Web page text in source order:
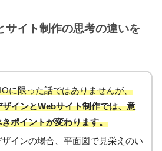
サイト制作の思考の違いを
に限った話ではありませんが、
ザインとWebサイト制作では、意
ポイントが変わります。
ザインの場合、平面図で見栄えのい